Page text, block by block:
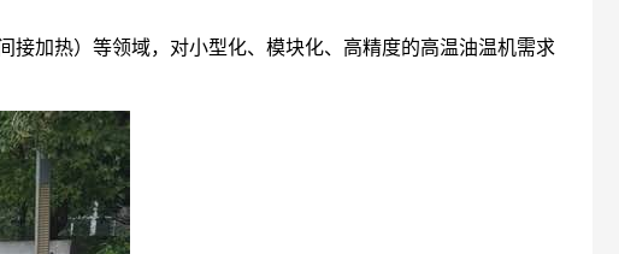
接加热）等领域，对小型化、模块化、高精度的高温油温机需求